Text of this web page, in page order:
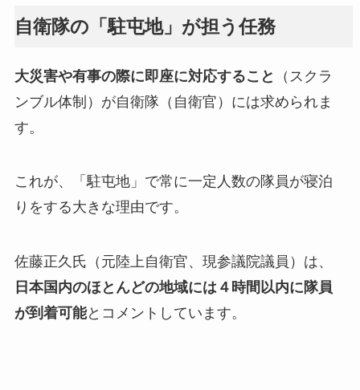
自衛隊の「駐屯地」が担う任務
大災害や有事の際に即座に対応すること
（スクラ
ンブル体制）が自衛隊（自衛官）には求められま
す。
これが、「駐屯地」で常に一定人数の隊員が寝泊
りをする大きな理由です。
佐藤正久氏（元陸上自衛官、現参議院議員）は、
日本国内のほとんどの地域には４時間以内に隊員
が到着可能とコメントしています。